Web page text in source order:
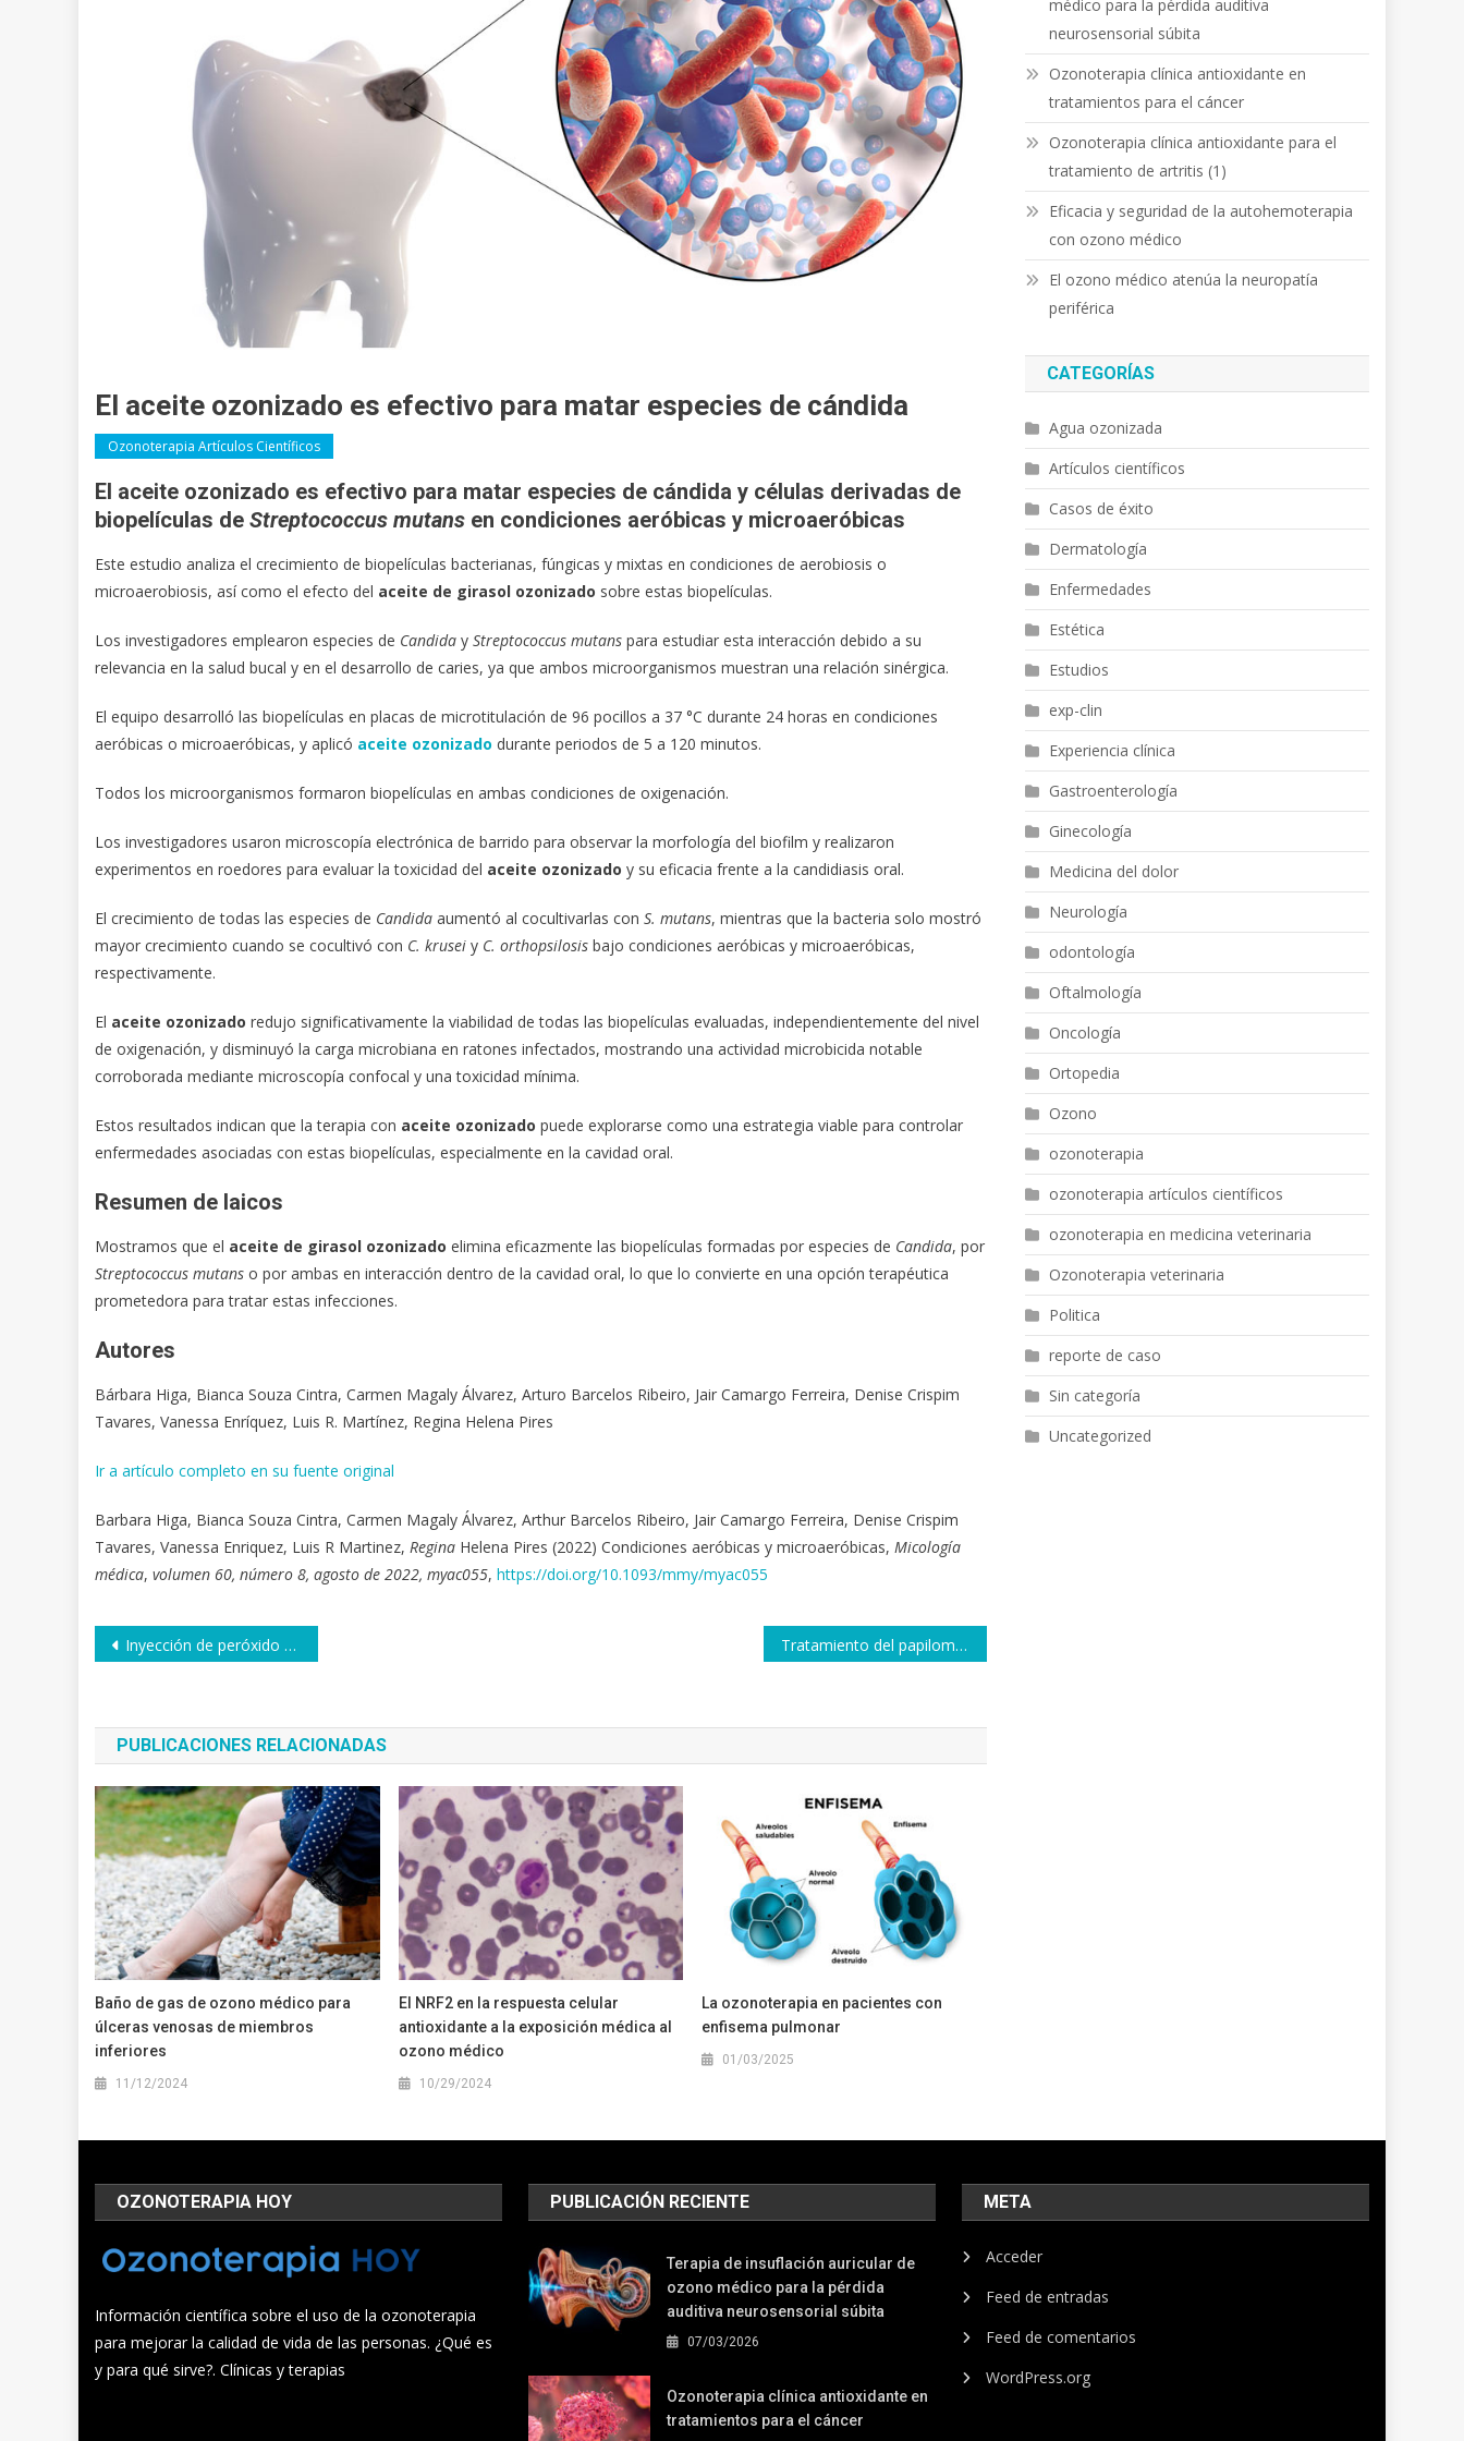
El aceite ozonizado es efectivo para matar especies de cándida
Ozonoterapia Artículos Científicos
El aceite ozonizado es efectivo para matar especies de cándida y células derivadas de
biopelículas de Streptococcus mutans en condiciones aeróbicas y microaeróbicas
Este estudio analiza el crecimiento de biopelículas bacterianas, fúngicas y mixtas en condiciones de aerobiosis o
microaerobiosis, así como el efecto del aceite de girasol ozonizado sobre estas biopelículas.
Los investigadores emplearon especies de Candida y Streptococcus mutans para estudiar esta interacción debido a su
relevancia en la salud bucal y en el desarrollo de caries, ya que ambos microorganismos muestran una relación sinérgica.
El equipo desarrolló las biopelículas en placas de microtitulación de 96 pocillos a 37 °C durante 24 horas en condiciones
aeróbicas o microaeróbicas, y aplicó aceite ozonizado durante periodos de 5 a 120 minutos.
Todos los microorganismos formaron biopelículas en ambas condiciones de oxigenación.
Los investigadores usaron microscopía electrónica de barrido para observar la morfología del biofilm y realizaron
experimentos en roedores para evaluar la toxicidad del aceite ozonizado y su eficacia frente a la candidiasis oral.
El crecimiento de todas las especies de Candida aumentó al cocultivarlas con S. mutans, mientras que la bacteria solo mostró
mayor crecimiento cuando se cocultivó con C. krusei y C. orthopsilosis bajo condiciones aeróbicas y microaeróbicas,
respectivamente.
El aceite ozonizado redujo significativamente la viabilidad de todas las biopelículas evaluadas, independientemente del nivel
de oxigenación, y disminuyó la carga microbiana en ratones infectados, mostrando una actividad microbicida notable
corroborada mediante microscopía confocal y una toxicidad mínima.
Estos resultados indican que la terapia con aceite ozonizado puede explorarse como una estrategia viable para controlar
enfermedades asociadas con estas biopelículas, especialmente en la cavidad oral.
Resumen de laicos
Mostramos que el aceite de girasol ozonizado elimina eficazmente las biopelículas formadas por especies de Candida, por
Streptococcus mutans o por ambas en interacción dentro de la cavidad oral, lo que lo convierte en una opción terapéutica
prometedora para tratar estas infecciones.
Autores
Bárbara Higa, Bianca Souza Cintra, Carmen Magaly Álvarez, Arturo Barcelos Ribeiro, Jair Camargo Ferreira, Denise Crispim
Tavares, Vanessa Enríquez, Luis R. Martínez, Regina Helena Pires
Ir a artículo completo en su fuente original
Barbara Higa, Bianca Souza Cintra, Carmen Magaly Álvarez, Arthur Barcelos Ribeiro, Jair Camargo Ferreira, Denise Crispim
Tavares, Vanessa Enriquez, Luis R Martinez, Regina Helena Pires (2022) Condiciones aeróbicas y microaeróbicas, Micología
médica, volumen 60, número 8, agosto de 2022, myac055, https://doi.org/10.1093/mmy/myac055
Navegación
entradas
Inyección de peróxido de oxígeno (ozono médico) en equinos Tratamiento del papiloma humano
PUBLICACIONES RELACIONADAS
Baño de gas de ozono médico para
úlceras venosas de miembros
inferiores
11/12/2024
El NRF2 en la respuesta celular
antioxidante a la exposición médica al
ozono médico
10/29/2024
La ozonoterapia en pacientes con
enfisema pulmonar
01/03/2025
médico para la pérdida auditiva
neurosensorial súbita
Ozonoterapia clínica antioxidante en
tratamientos para el cáncer
Ozonoterapia clínica antioxidante para el
tratamiento de artritis (1)
Eficacia y seguridad de la autohemoterapia
con ozono médico
El ozono médico atenúa la neuropatía
periférica
CATEGORÍAS
Agua ozonizada
Artículos científicos
Casos de éxito
Dermatología
Enfermedades
Estética
Estudios
exp-clin
Experiencia clínica
Gastroenterología
Ginecología
Medicina del dolor
Neurología
odontología
Oftalmología
Oncología
Ortopedia
Ozono
ozonoterapia
ozonoterapia artículos científicos
ozonoterapia en medicina veterinaria
Ozonoterapia veterinaria
Politica
reporte de caso
Sin categoría
Uncategorized
OZONOTERAPIA HOY
Información científica sobre el uso de la ozonoterapia
para mejorar la calidad de vida de las personas. ¿Qué es
y para qué sirve?. Clínicas y terapias
PUBLICACIÓN RECIENTE
Terapia de insuflación auricular de
ozono médico para la pérdida
auditiva neurosensorial súbita
07/03/2026
Ozonoterapia clínica antioxidante en
tratamientos para el cáncer
META
Acceder
Feed de entradas
Feed de comentarios
WordPress.org